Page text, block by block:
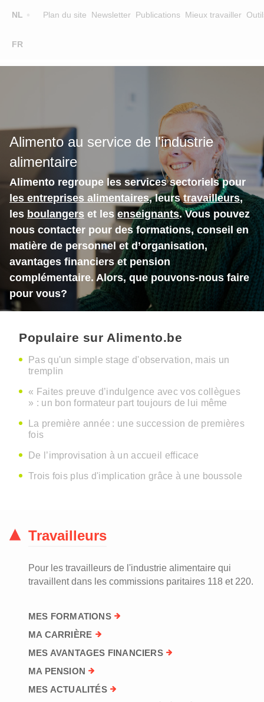
NL
FR
Plan du site Newsletter Publications Mieux travailler
Main
EQUIPE
CONTACT
Alimento au service de l'industrie
alimentaire
Alimento regroupe les services sectoriels pour
les entreprises alimentaires, leurstravailleurs,
les boulangers et les enseignants. Vous pouvez
nous contacter pour des formations, conseil en
matière de personnel et d’organisation,
avantages financiers et pension
complémentaire. Alors, que pouvons-nous faire
pour vous?
Populaire sur Alimento.be
Pas qu'un simple stage d'observation, mais un
tremplin
« Faites preuve d’indulgence avec vos collègues
» : un bon formateur part toujours de lui même
La première année : une succession de premières
fois
De l’improvisation à un accueil efficace
Trois fois plus d'implication grâce à une boussole
Travailleurs
Pour les travailleurs de l'industrie alimentaire qui
travaillent dans les commissions paritaires 118 et 220.
MES FORMATIONS
MA CARRIÈRE
MES AVANTAGES FINANCIERS
MA PENSION
MES ACTUALITÉS